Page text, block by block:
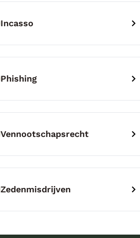
Incasso
Phishing
Vennootschapsrecht
Zedenmisdrijven